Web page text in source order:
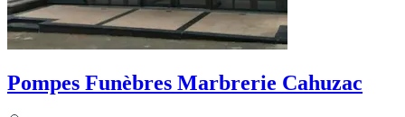
Pompes Funèbres Marbrerie Cahuzac